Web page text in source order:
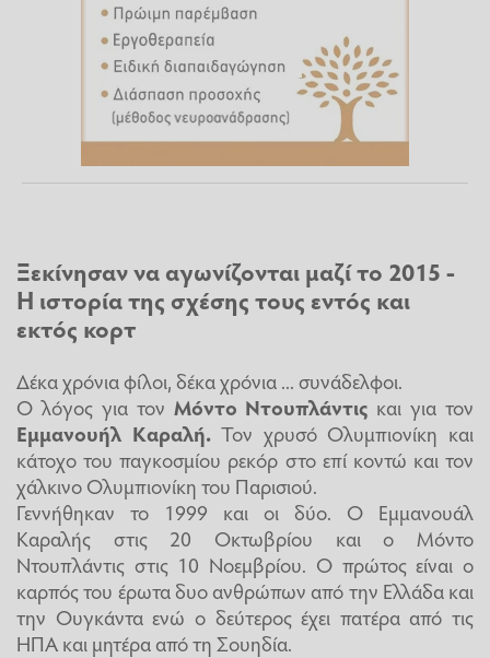
Ξεκίνησαν να αγωνίζονται μαζί το 2015 -
Η ιστορία της σχέσης τους εντός και
εκτός κορτ
Δέκα χρόνια φίλοι, δέκα χρόνια ... συνάδελφοι.
Ο λόγος για τον Μόντο Ντουπλάντις και για τον
Εμμανουήλ Καραλή.Τον χρυσό Ολυμπιονίκη και
κάτοχο του παγκοσμίου ρεκόρ στο επί κοντώ και τον
χάλκινο Ολυμπιονίκη του Παρισιού.
Γεννήθηκαν το 1999 και οι δύο. Ο Εμμανουάλ
Καραλής στις 20 Οκτωβρίου και ο Μόντο
Ντουπλάντις στις 10 Νοεμβρίου. Ο πρώτος είναι ο
καρπός του έρωτα δυο ανθρώπων από την Ελλάδα και
την Ουγκάντα ενώ ο δεύτερος έχει πατέρα από τις
ΗΠΑ και μητέρα από τη Σουηδία.